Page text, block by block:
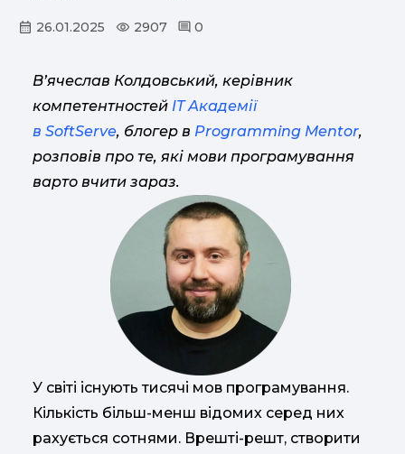
26.01.2025 2907 0
В’ячеслав Колдовський, керівник
компетентностей IT Академії
в SoftServe, блогер в Programming Mentor,
розповів про те, які мови програмування
варто вчити зараз.
У світі існують тисячі мов програмування.
Кількість більш-менш відомих серед них
рахується сотнями. Врешті-решт, створити